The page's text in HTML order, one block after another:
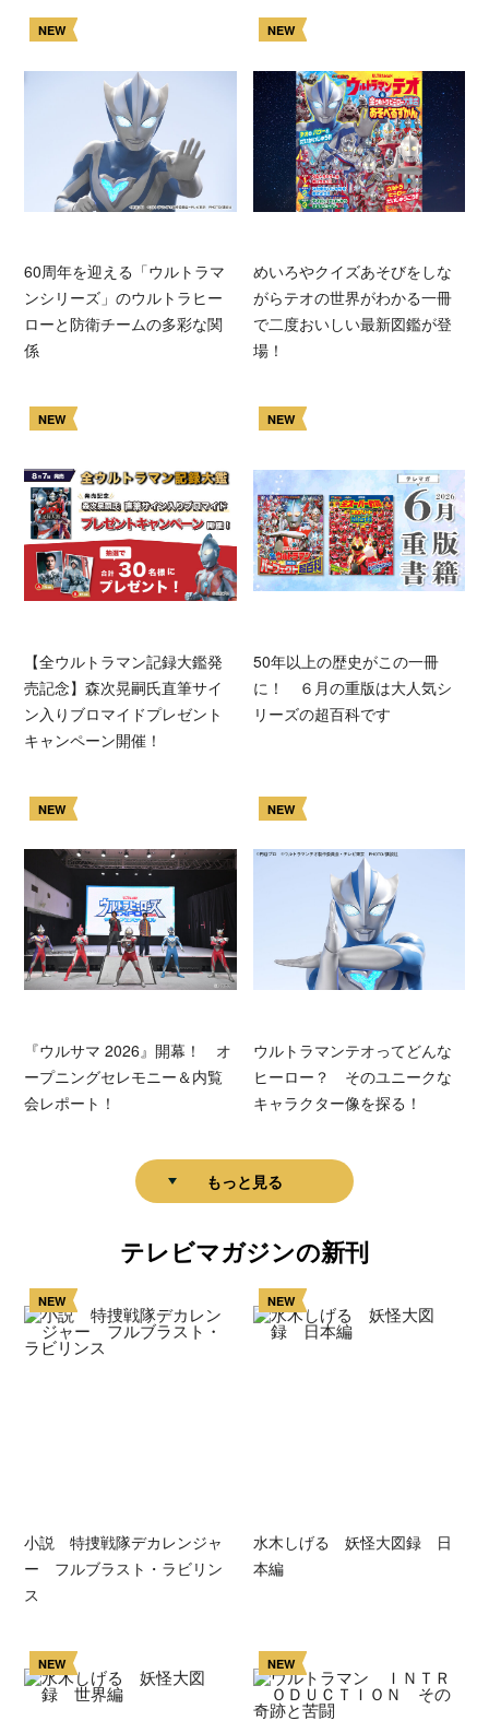
NEW
60周年を迎える「ウルトラマ
ンシリーズ」のウルトラヒー
ローと防衛チームの多彩な関
係
NEW
めいろやクイズあそびをしな
がらテオの世界がわかる一冊
で二度おいしい最新図鑑が登
場！
NEW
【全ウルトラマン記録大鑑発
売記念】森次晃嗣氏直筆サイ
ン入りブロマイドプレゼント
キャンペーン開催！
NEW
50年以上の歴史がこの一冊
に！ ６月の重版は大人気シ
リーズの超百科です
NEW
『ウルサマ 2026』開幕！ オ
ープニングセレモニー＆内覧
会レポート！
NEW
ウルトラマンテオってどんな
ヒーロー？ そのユニークな
キャラクター像を探る！
もっと見る
テレビマガジンの新刊
NEW
小説 特捜戦隊デカレンジャ
ー フルブラスト・ラビリン
ス
NEW
水木しげる 妖怪大図録 日
本編
NEW NEW